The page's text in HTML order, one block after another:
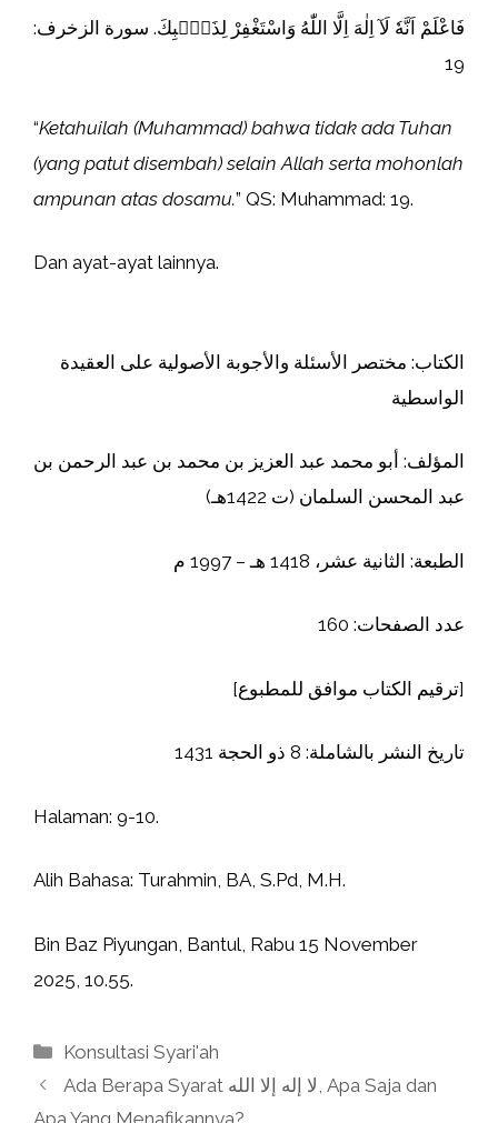
فَاعْلَمْ اَنَّهٗ لَآ اِلٰهَ اِلَّا اللّٰهُ وَاسْتَغْفِرْ لِذَنْۢبِكَ. سورة الزخرف:
19
“Ketahuilah (Muhammad) bahwa tidak ada Tuhan
(yang patut disembah) selain Allah serta mohonlah
ampunan atas dosamu.” QS: Muhammad: 19.
Dan ayat-ayat lainnya.
الكتاب: مختصر الأسئلة والأجوبة الأصولية على العقيدة
الواسطية
المؤلف: أبو محمد عبد العزيز بن محمد بن عبد الرحمن بن
عبد المحسن السلمان (ت 1422هـ)
الطبعة: الثانية عشر، 1418 هـ – 1997 م
عدد الصفحات: 160
[ترقيم الكتاب موافق للمطبوع]
تاريخ النشر بالشاملة: 8 ذو الحجة 1431
Halaman: 9-10.
Alih Bahasa: Turahmin, BA, S.Pd, M.H.
Bin Baz Piyungan, Bantul, Rabu 15 November
2025, 10.55.
Kategori
Konsultasi Syari'ah
Ada Berapa Syarat لا إله إلا الله, Apa Saja dan
Apa Yang Menafikannya?